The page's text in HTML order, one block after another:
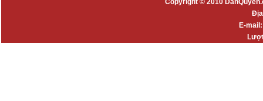
Copyright © 2010
E-